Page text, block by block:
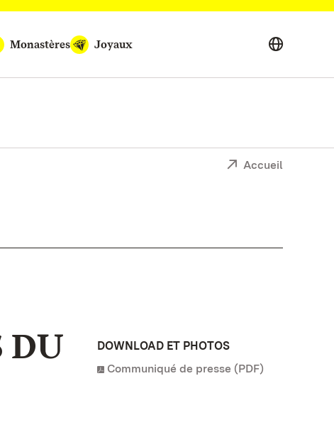
Monastères Joyaux
Accueil
DU
DOWNLOAD ET PHOTOS
Communiqué de presse (PDF)